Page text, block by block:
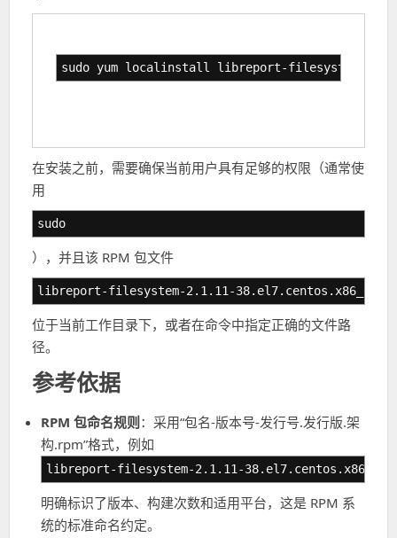
sudo yum localinstall libreport-filesystem-
在安装之前，需要确保当前用户具有足够的权限（通常使
用
sudo
），并且该 RPM 包文件
libreport-filesystem-2.1.11-
位于当前工作目录下，或者在命令中指定正确的文件路
径。
参考依据
RPM 包命名规则 ：采用“包名-版本号-发行号.发行版.架
构.rpm”格式，例如
libreport-filesystem-2.1.11-
明确标识了版本、构建次数和适用平台，这是 RPM 系
统的标准命名约定。